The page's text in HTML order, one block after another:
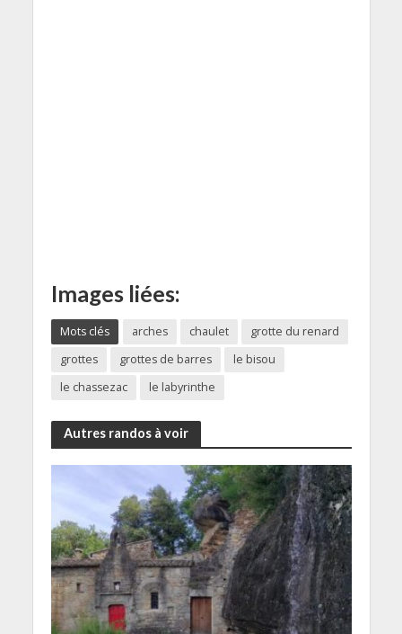
Images liées:
Mots clés arches chaulet
grotte du renard
grottes
grottes de barres
le bisou
le chassezac
le labyrinthe
Autres randos à voir